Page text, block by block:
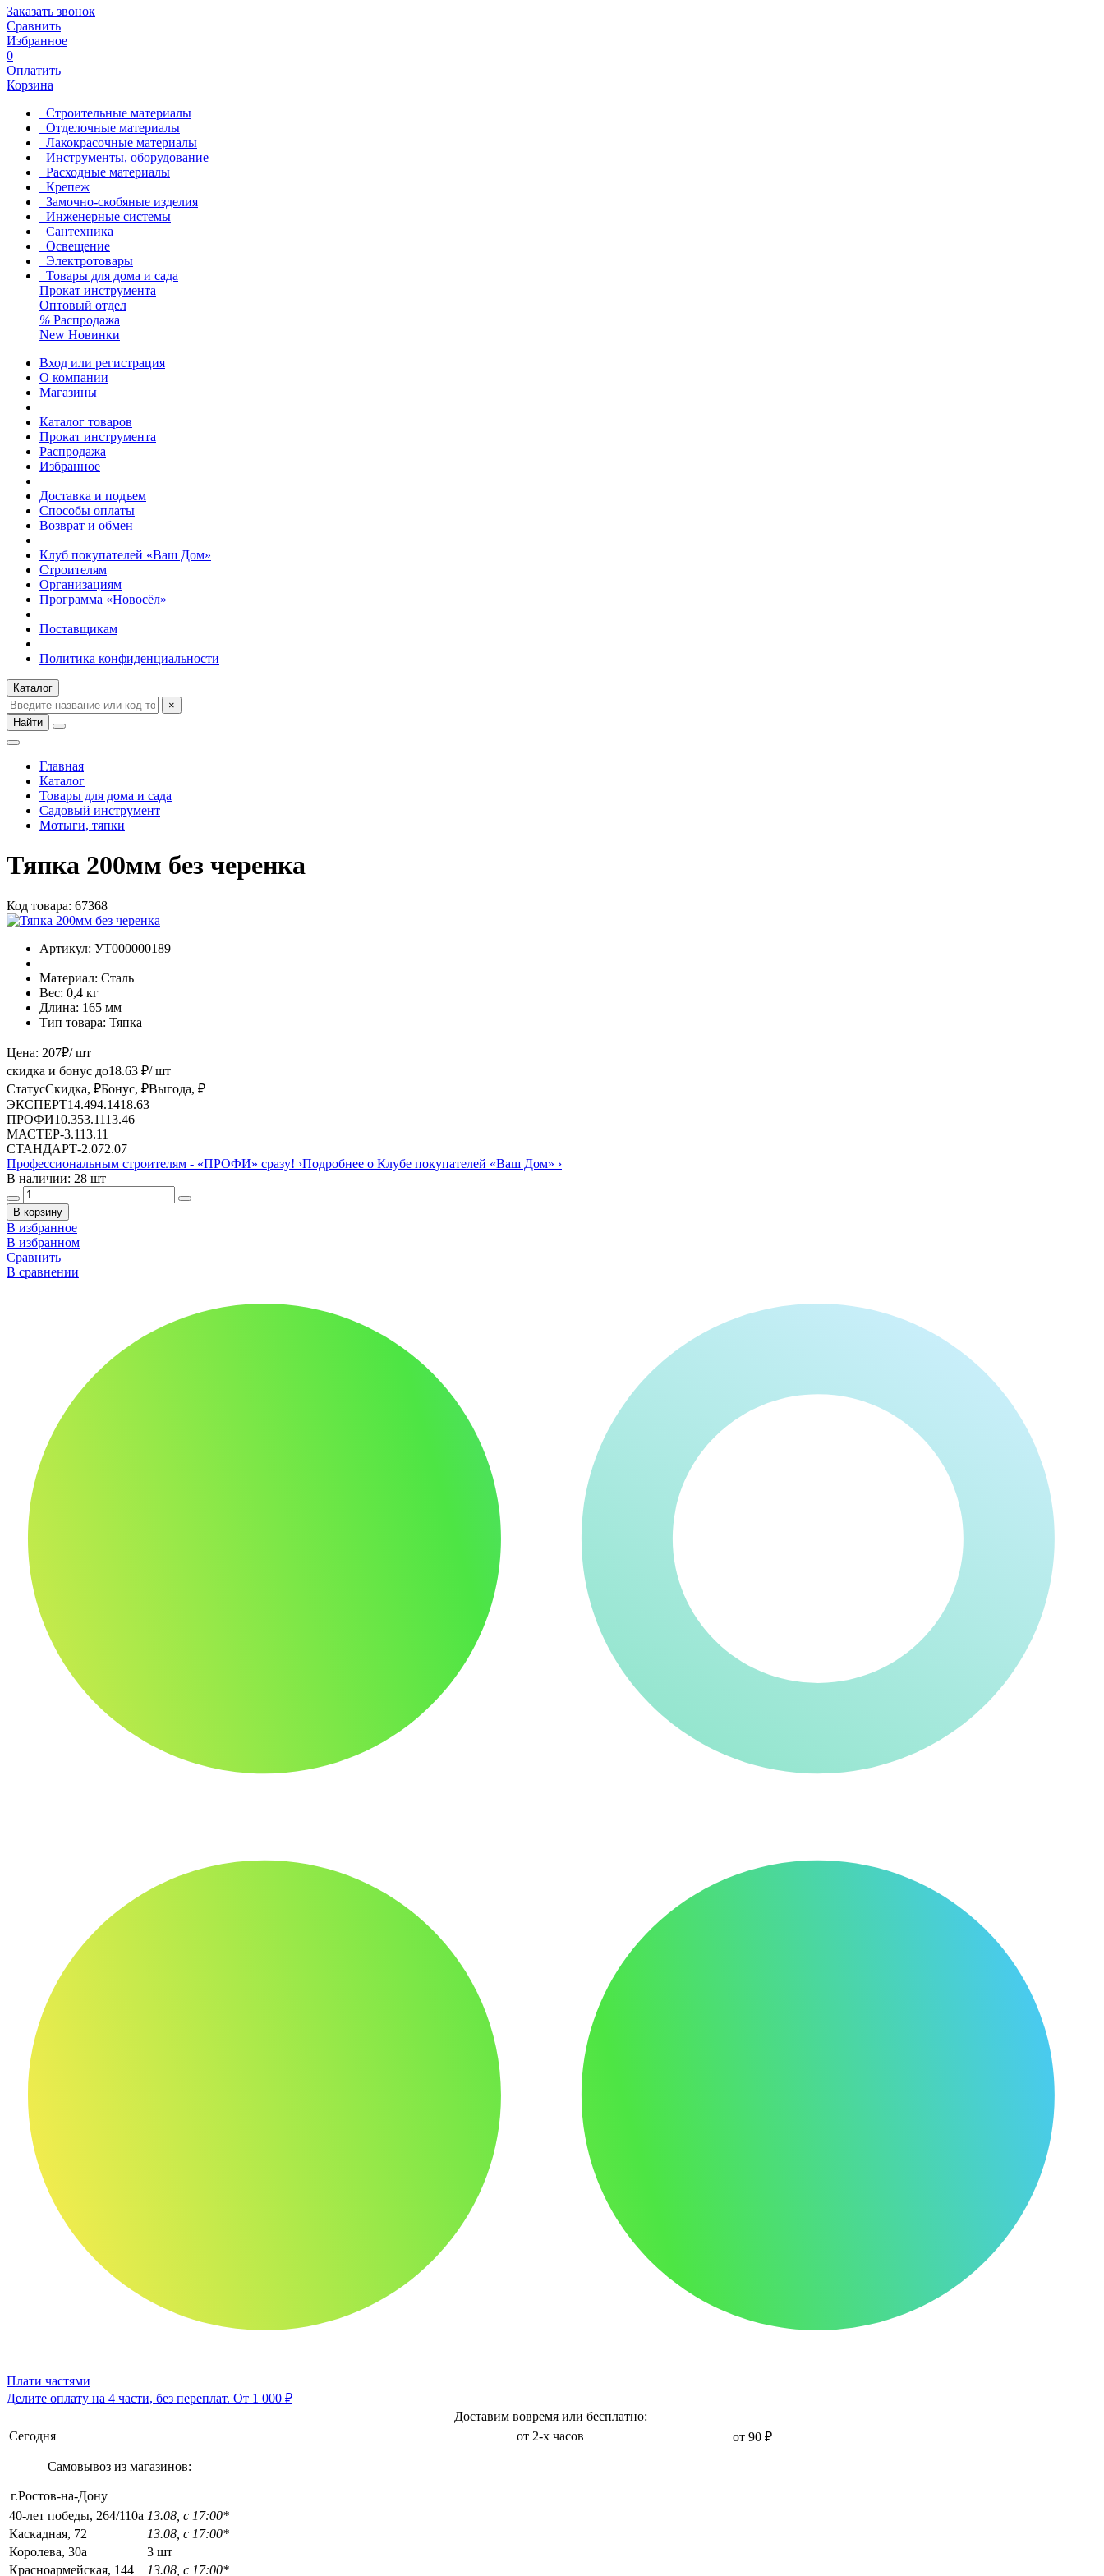
Заказать звонок
Сравнить
Избранное
0
Оплатить
Корзина
Строительные материалы
Отделочные материалы
Лакокрасочные материалы
Инструменты, оборудование
Расходные материалы
Крепеж
Замочно-скобяные изделия
Инженерные системы
Сантехника
Освещение
Электротовары
Товары для дома и сада
Прокат инструмента
Оптовый отдел
% Распродажа
New Новинки
Вход или регистрация
О компании
Магазины
Каталог товаров
Прокат инструмента
Распродажа
Избранное
Доставка и подъем
Способы оплаты
Возврат и обмен
Клуб покупателей «Ваш Дом»
Строителям
Организациям
Программа «Новосёл»
Поставщикам
Политика конфиденциальности
Каталог
×
Найти
Главная
Каталог
Товары для дома и сада
Садовый инструмент
Мотыги, тяпки
Тяпка 200мм без черенка
Код товара: 67368
Артикул: УТ000000189
Материал: Сталь
Вес: 0,4 кг
Длина: 165 мм
Тип товара: Тяпка
Цена: 207₽/ шт
скидка и бонус до18.63 ₽/ шт
СтатусСкидка, ₽Бонус, ₽Выгода, ₽
ЭКСПЕРТ14.494.1418.63
ПРОФИ10.353.1113.46
МАСТЕР-3.113.11
СТАНДАРТ-2.072.07
Профессиональным строителям - «ПРОФИ» сразу! ›Подробнее о Клубе покупателей «Ваш Дом» ›
В наличии: 28 шт
В корзину
В избранное
В избранном
Сравнить
В сравнении
Плати частями
Делите оплату на 4 части, без переплат. От 1 000 ₽
Доставим вовремя или бесплатно:
Сегодня
от 2-х часов от 90 ₽
Самовывоз из магазинов:
г.Ростов-на-Дону
40-лет победы, 264/110а 13.08, с 17:00*
Каскадная, 72
13.08, с 17:00*
Королева, 30а
3 шт
Красноармейская, 144
13.08, с 17:00*